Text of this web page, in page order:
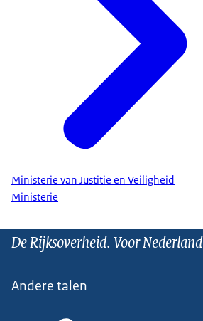
Ministerie van Justitie en Veiligheid
Ministerie
De Rijksoverheid. Voor Nederland
Andere talen